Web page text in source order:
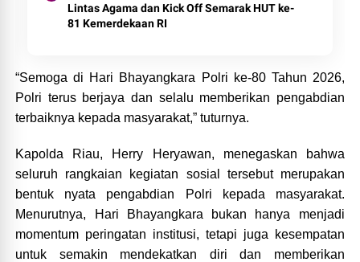
Lintas Agama dan Kick Off Semarak HUT ke-
81 Kemerdekaan RI
“Semoga di Hari Bhayangkara Polri ke-80 Tahun 2026,
Polri terus berjaya dan selalu memberikan pengabdian
terbaiknya kepada masyarakat,” tuturnya.
Kapolda Riau, Herry Heryawan, menegaskan bahwa
seluruh rangkaian kegiatan sosial tersebut merupakan
bentuk nyata pengabdian Polri kepada masyarakat.
Menurutnya, Hari Bhayangkara bukan hanya menjadi
momentum peringatan institusi, tetapi juga kesempatan
untuk semakin mendekatkan diri dan memberikan